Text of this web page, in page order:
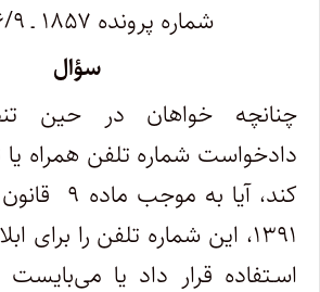
شماره پرونده ۱۸۵۷ ـ ۱۶/۹ ـ ۹۳
سؤال
چنانچه خواهان در حین
دادخواست شماره تلفن همراه یا
کند، آیا
۱۳۹۱، این شماره تلفن را برای
اسـتفاده قرار داد یا